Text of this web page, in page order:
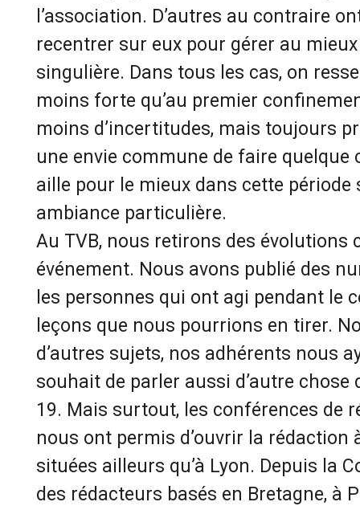
l’association. D’autres au contraire
recentrer sur eux pour gérer au
singulière. Dans tous les cas, on
moins forte qu’au premier
moins d’incertitudes, mais toujours
une envie commune de faire quelque
aille pour le mieux dans cette période
ambiance particulière.
Au TVB, nous retirons des évolutions
événement. Nous avons publié des
les personnes qui ont agi pendant le
leçons que nous pourrions en tirer.
d’autres sujets, nos adhérents nous
souhait de parler aussi d’autre chose
19. Mais surtout, les conférences de
nous ont permis d’ouvrir la rédaction
situées ailleurs qu’à Lyon. Depuis la
des rédacteurs basés en Bretagne, à